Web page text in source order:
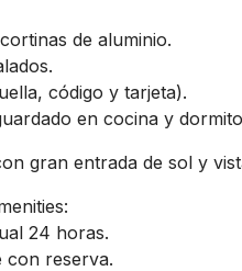
de aluminio.
código y tarjeta).
en cocina y
gran entrada de sol y
24 horas.
con reserva.